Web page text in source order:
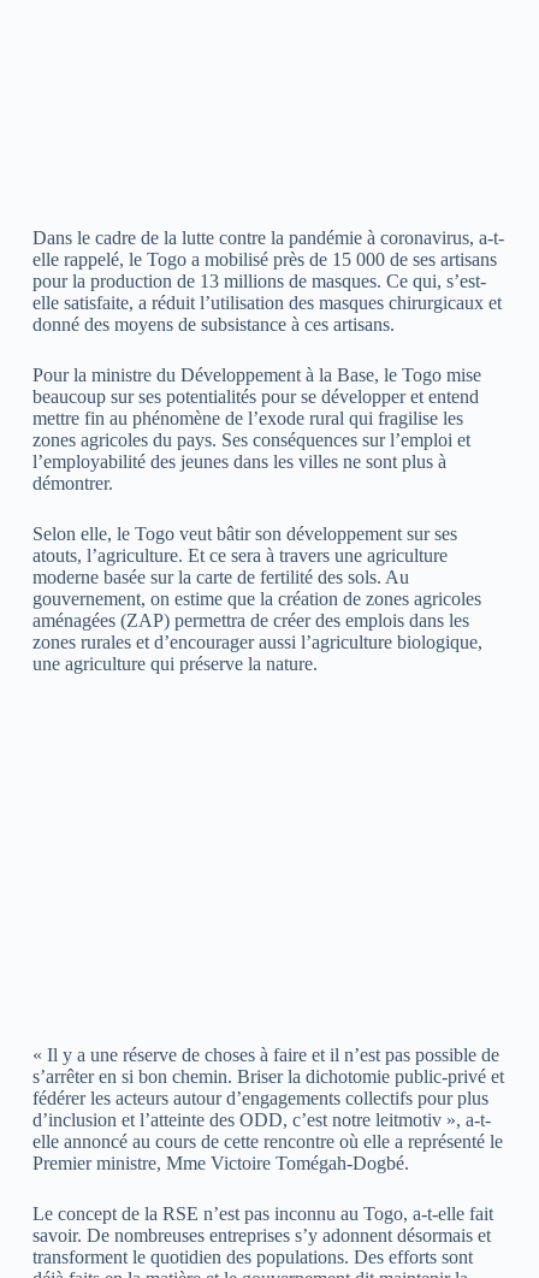
Dans le cadre de la lutte contre la pandémie à coronavirus, a-t-
elle rappelé, le Togo a mobilisé près de 15 000 de ses artisans
pour la production de 13 millions de masques. Ce qui, s’est-
elle satisfaite, a réduit l’utilisation des masques chirurgicaux et
donné des moyens de subsistance à ces artisans.
Pour la ministre du Développement à la Base, le Togo mise
beaucoup sur ses potentialités pour se développer et entend
mettre fin au phénomène de l’exode rural qui fragilise les
zones agricoles du pays. Ses conséquences sur l’emploi et
l’employabilité des jeunes dans les villes ne sont plus à
démontrer.
Selon elle, le Togo veut bâtir son développement sur ses
atouts, l’agriculture. Et ce sera à travers une agriculture
moderne basée sur la carte de fertilité des sols. Au
gouvernement, on estime que la création de zones agricoles
aménagées (ZAP) permettra de créer des emplois dans les
zones rurales et d’encourager aussi l’agriculture biologique,
une agriculture qui préserve la nature.
« Il y a une réserve de choses à faire et il n’est pas possible de
s’arrêter en si bon chemin. Briser la dichotomie public-privé et
fédérer les acteurs autour d’engagements collectifs pour plus
d’inclusion et l’atteinte des ODD, c’est notre leitmotiv », a-t-
elle annoncé au cours de cette rencontre où elle a représenté le
Premier ministre, Mme Victoire Tomégah-Dogbé.
Le concept de la RSE n’est pas inconnu au Togo, a-t-elle fait
savoir. De nombreuses entreprises s’y adonnent désormais et
transforment le quotidien des populations. Des efforts sont